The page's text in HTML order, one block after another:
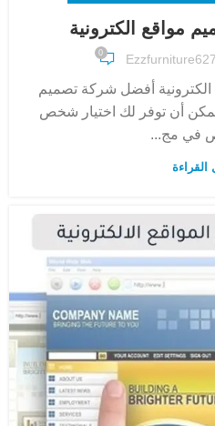
مواقع الكترونية
0
أفضل شركة تصميم
أن توفر لك اختيار شخص
في مج...
القراءة